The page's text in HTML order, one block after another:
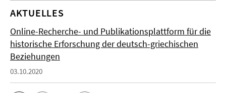
AKTUELLES
Online-Recherche- und Publikationsplattform für die
historische Erforschung der deutsch-griechischen
Beziehungen
03.10.2020